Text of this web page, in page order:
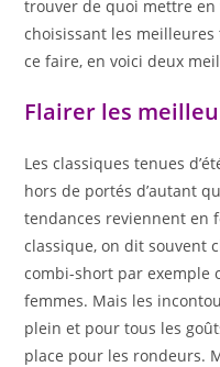
trouver de quoi mettre
choisissant les
ce faire, en voici deux
Flairer les
Les classiques tenues
hors de portés d’autant
tendances reviennent en
classique, on dit souvent
combi-short par exemple
femmes. Mais les
plein et pour tous les
place pour les rondeurs.